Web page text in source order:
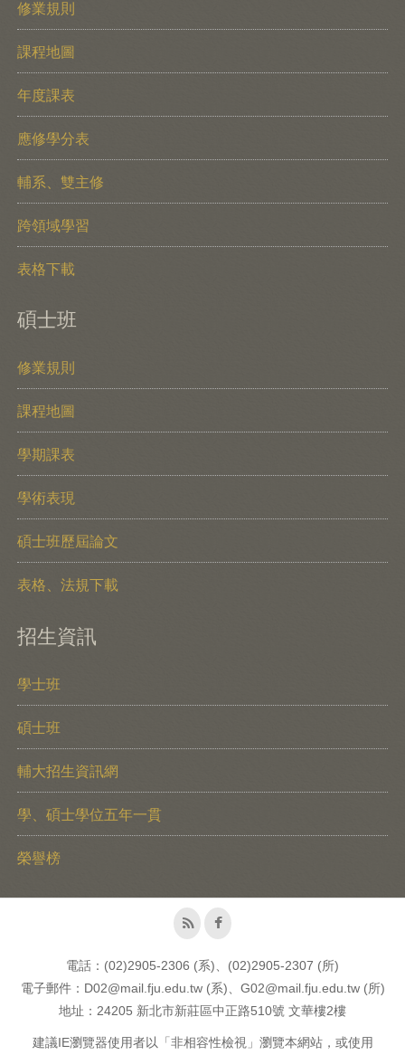
修業規則
課程地圖
年度課表
應修學分表
輔系、雙主修
跨領域學習
表格下載
碩士班
修業規則
課程地圖
學期課表
學術表現
碩士班歷屆論文
表格、法規下載
招生資訊
學士班
碩士班
輔大招生資訊網
學、碩士學位五年一貫
榮譽榜
電話：(02)2905-2306 (系)、(02)2905-2307 (所)
電子郵件：D02@mail.fju.edu.tw (系)、G02@mail.fju.edu.tw (所)
地址：24205 新北市新莊區中正路510號 文華樓2樓
建議IE瀏覽器使用者以「非相容性檢視」瀏覽本網站，或使用